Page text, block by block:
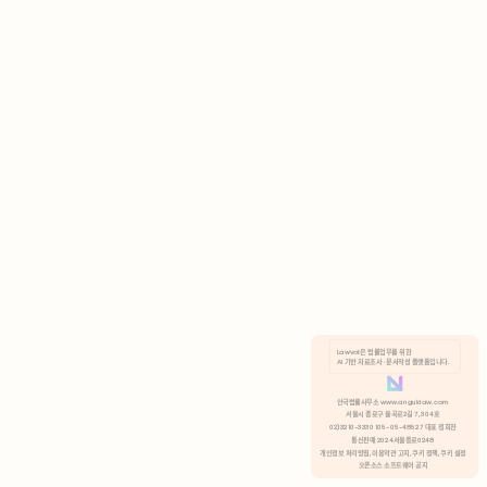
분석 쿠키 허용
Lawvot은 법률업무를 위한
AI 기반 자료조사 · 문서작성 플랫폼입니다.
안국법률사무소 www.anguklaw.com
서울시 종로구 율곡로2길 7, 304호
02)3210-3330 105-05-48527 대표 정희찬
통신판매 2024서울종로0248
개인정보 처리방침, 이용약관 고지, 쿠키 정책, 쿠키 설정
오픈소스 소프트웨어 공지